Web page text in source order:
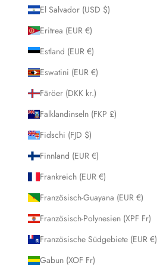
El Salvador (USD $)
Eritrea (EUR €)
Estland (EUR €)
Eswatini (EUR €)
Färöer (DKK kr.)
Falklandinseln (FKP £)
Fidschi (FJD $)
Finnland (EUR €)
Frankreich (EUR €)
Französisch-Guayana (EUR €)
Französisch-Polynesien (XPF Fr)
Französische Südgebiete (EUR €)
Gabun (XOF Fr)